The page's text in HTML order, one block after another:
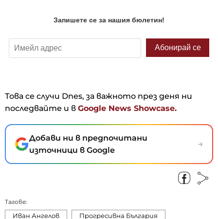
Това се случи Dnes, за важното през деня ни
последвайте и в Google News Showcase.
Добави ни в предпочитани
източници в Google
→
Тагове:
Иван Ангелов Прогресивна България